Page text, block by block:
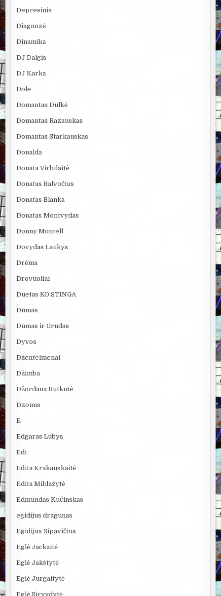
Depresinis
Diagnozė
Dinamika
DJ Dalgis
DJ Karka
Dole
Domantas Dulkė
Domantas Razauskas
Domantas Starkauskas
Donalda
Donata Virbilaitė
Donatas Balvočius
Donatas Blanka
Donatas Montvydas
Donny Montell
Dovydas Laukys
Drėma
Drovuoliai
Duetas KO STINGA
Dūmas
Dūmas ir Grūdas
Dyvos
Džentelmenai
Džimba
Džordana Butkutė
Dzouns
E
Edgaras Lubys
Edi
Edita Krakauskaitė
Edita Mildažytė
Edmundas Kučinskas
egidijus dragunas
Egidijus Sipavičius
Eglė Jackaitė
Eglė Jakštytė
Eglė Jurgaitytė
Eglė Sirvydytė